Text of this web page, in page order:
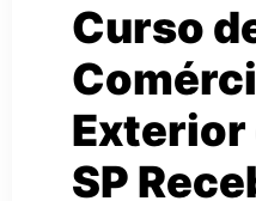
Curso
Exterior
SP